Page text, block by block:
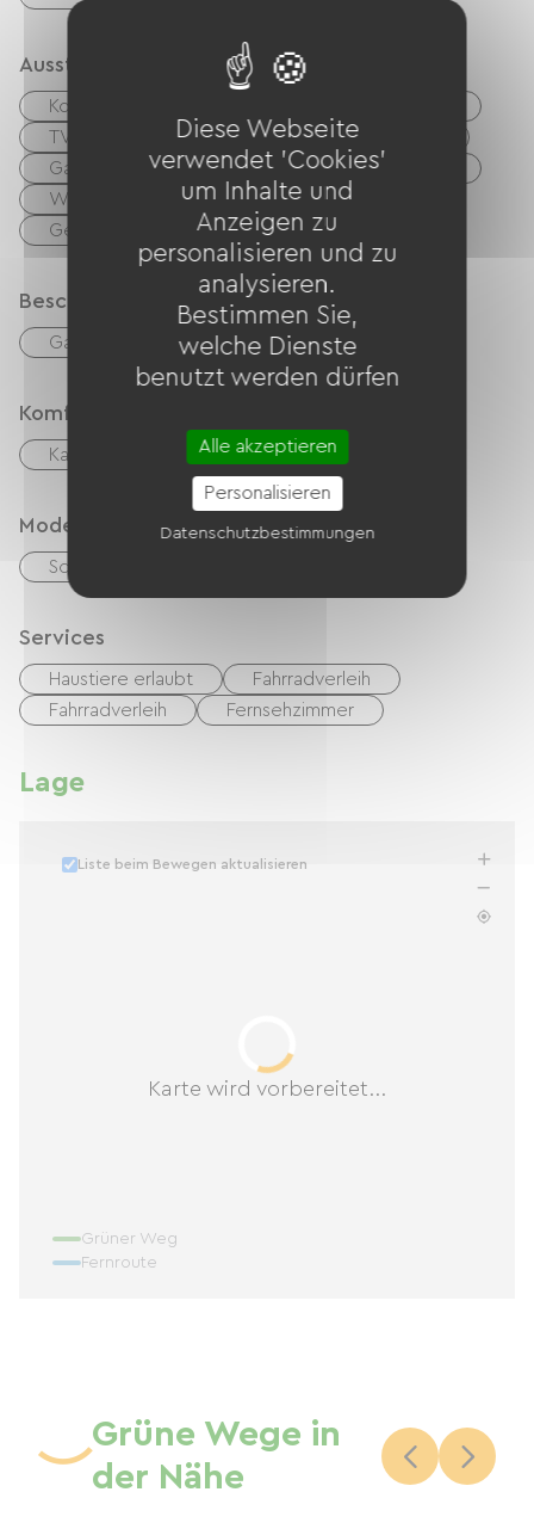
Ausstattung
Kostenloses WLAN
TV
Hi-Fi-System
Gartenmöbel
Babyausstattung
Waschmaschine
Wäschetrockner
Gemeinsame sanitäre Einrichtungen
Beschreibung
Garage Privates, umzäuntes Gelände
Komfort
Kamin
Modes de paiement
Schecks
Services
Haustiere erlaubt
Fahrradverleih
Fahrradverleih
Fernsehzimmer
Lage
Karte wird vorbereitet...
Liste beim Bewegen aktualisieren
Grüner Weg
Fernroute
Grüne Wege in
der Nähe
Diese Webseite
verwendet 'Cookies'
um Inhalte und
Anzeigen zu
personalisieren und zu
analysieren.
Bestimmen Sie,
welche Dienste
benutzt werden dürfen
Alle akzeptieren
Personalisieren
Datenschutzbestimmungen